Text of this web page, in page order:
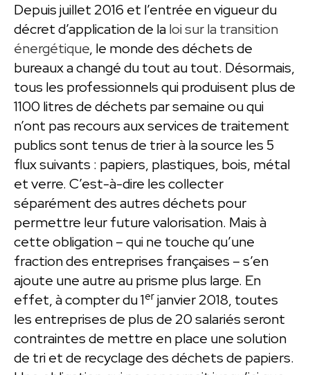
Depuis juillet 2016 et l’entrée en vigueur du
décret d’application de laloi sur la transition
énergétique, le monde des déchets de
bureaux a changé du tout au tout. Désormais,
tous les professionnels qui produisent plus de
1100 litres de déchets par semaine ou qui
n’ont pas recours aux services de traitement
publics sont tenus de trier à la source les 5
flux suivants : papiers, plastiques, bois, métal
et verre. C’est-à-dire les collecter
séparément des autres déchets pour
permettre leur future valorisation. Mais à
cette obligation – qui ne touche qu’une
fraction des entreprises françaises – s’en
ajoute une autre au prisme plus large. En
effet, à compter du 1er janvier 2018, toutes
les entreprises de plus de 20 salariés seront
contraintes de mettre en place une solution
de tri et de recyclage des déchets de papiers.